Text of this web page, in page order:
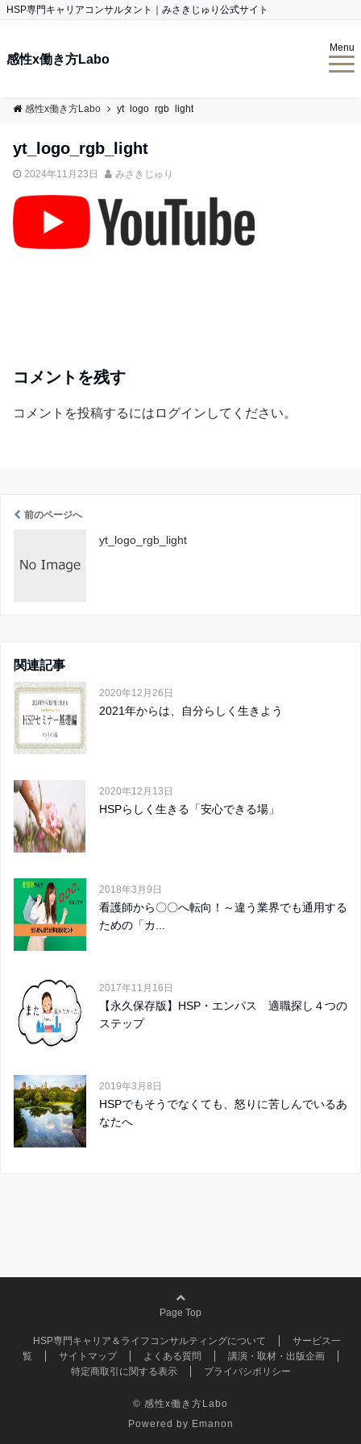
HSP専門キャリアコンサルタント｜みさきじゅり公式サイト
感性x働き方Labo
Menu
感性x働き方Labo yt_logo_rgb_light
yt_logo_rgb_light
2024年11月23日 みさきじゅり
コメントを残す
コメントを投稿するには ログイン してください。
前のページへ
yt_logo_rgb_light
関連記事
2020年12月26日
2021年からは、自分らしく生きよう
2020年12月13日
HSPらしく生きる「安心できる場」
2018年3月9日
看護師から〇〇へ転向！～違う業界でも通用する
ための「カ...
2017年11月16日
【永久保存版】HSP・エンパス 適職探し４つの
ステップ
2019年3月8日
HSPでもそうでなくても、怒りに苦しんでいるあ
なたへ
Page Top
HSP専門キャリア＆ライフコンサルティングについて
サービス一
覧
サイトマップ よくある質問
講演・取材・出版企画
特定商取引に関する表示
プライバシポリシー
© 感性x働き方Labo
Powered by Emanon